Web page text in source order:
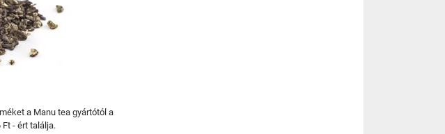
a Manu tea gyártótól a
- ért találja.